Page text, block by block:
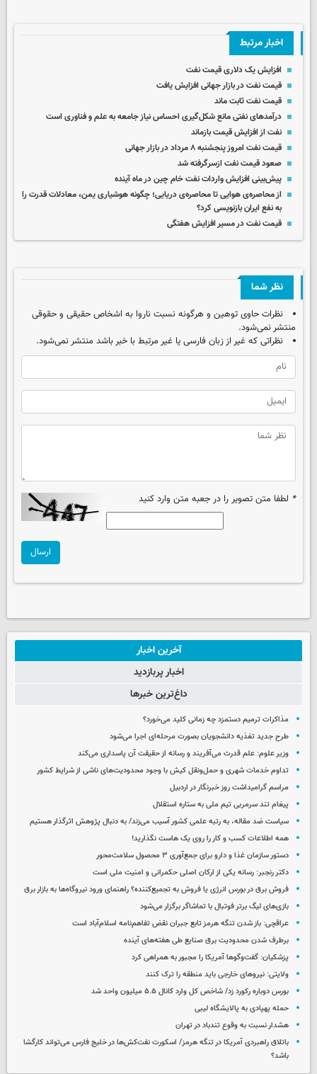
اخبار مرتبط
افزایش یک دلاری قیمت نفت
قیمت نفت در بازار جهانی افزایش یافت
قیمت نفت ثابت ماند
درآمدهای نفتی مانع شکل‌گیری احساس نیاز جامعه به علم و فناوری است
نفت از افزایش قیمت بازماند
قیمت نفت امروز پنجشنبه ۸ مرداد در بازار جهانی
صعود قیمت نفت ازسرگرفته شد
پیش‌بینی افزایش واردات نفت خام چین در ماه آینده
از محاصره‌ی هوایی تا محاصره‌ی دریایی؛ چگونه هوشیاری یمن، معادلات قدرت را
به نفع ایران بازنویسی کرد؟
قیمت نفت در مسیر افزایش هفتگی
نظر شما
نظرات حاوی توهین و هرگونه نسبت ناروا به اشخاص حقیقی و حقوقی
منتشر نمی‌شود.
نظراتی که غیر از زبان فارسی یا غیر مرتبط با خبر باشد منتشر نمی‌شود.
* لطفا متن تصویر را در جعبه متن وارد کنید
ارسال
آخرین اخبار
اخبار پربازدید
داغ‌ترین خبرها
مذاکرات ترمیم دستمزد چه زمانی کلید می‌خورد؟
طرح جدید تغذیه دانشجویان بصورت مرحله‌ای اجرا می‌شود
وزیر علوم: علم قدرت می‌آفریند و رسانه از حقیقت آن پاسداری می‌کند
تداوم خدمات شهری و حمل‌ونقل کیش با وجود محدودیت‌های ناشی از شرایط کشور
مراسم گرامیداشت روز خبرنگار در اردبیل
پیغام تند سرمربی تیم ملی به ستاره استقلال
سیاست ضد مقاله، به رتبه علمی کشور آسیب می‌زند/ به دنبال پژوهش اثرگذار هستیم
همه اطلاعات کسب‌ و کار را روی یک هاست نگذارید!
دستور سازمان غذا و دارو برای جمع‌آوری ۳ محصول سلامت‌محور
دکتر رنجبر: رسانه یکی از ارکان اصلی حکمرانی و امنیت ملی است
فروش برق در بورس انرژی یا فروش به تجمیع‌کننده؟ راهنمای ورود نیروگاه‌ها به بازار برق
بازی‌های لیگ برتر فوتبال با تماشاگر برگزار می‌شود
عراقچی: باز شدن تنگه هرمز تابع جبران نقض تفاهم‌نامه اسلام‌آباد است
برطرف شدن محدودیت‌ برق صنایع طی هفته‌های آینده
پزشکیان: گفت‌وگوها آمریکا را مجبور به همراهی کرد
ولایتی: نیروهای خارجی باید منطقه را ترک کنند
بورس دوباره رکورد زد/ شاخص کل وارد کانال ۵.۵ میلیون واحد شد
حمله پهپادی به پالایشگاه لیبی
هشدار نسبت به وقوع تندباد در تهران
باتلاق راهبردی آمریکا در تنگه هرمز/ اسکورت نفت‌کش‌ها در خلیج فارس می‌تواند کارگشا
باشد؟